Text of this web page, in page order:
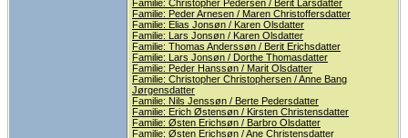
Familie: Christopher Pedersen / Berit Larsdatter
Familie: Peder Arnesen / Maren Christoffersdatter
Familie: Elias Jonsøn / Karen Olsdatter
Familie: Lars Jonsøn / Karen Olsdatter
Familie: Thomas Anderssøn / Berit Erichsdatter
Familie: Lars Jonsøn / Dorthe Thomasdatter
Familie: Peder Hanssøn / Marit Olsdatter
Familie: Christopher Christophersen / Anne Bang
Jørgensdatter
Familie: Nils Jenssøn / Berte Pedersdatter
Familie: Erich Østensøn / Kirsten Christensdatter
Familie: Østen Erichsøn / Barbro Olsdatter
Familie: Østen Erichsøn / Ane Christensdatter